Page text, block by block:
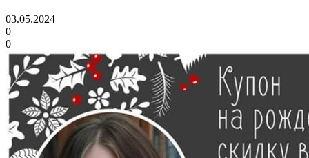
03.05.2024
0
0